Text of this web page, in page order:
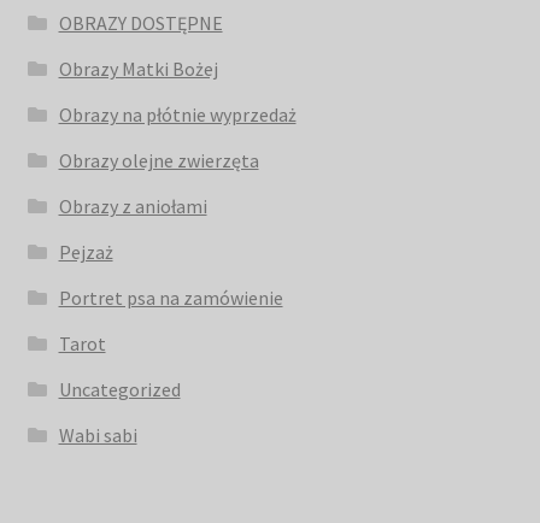
OBRAZY DOSTĘPNE
Obrazy Matki Bożej
Obrazy na płótnie wyprzedaż
Obrazy olejne zwierzęta
Obrazy z aniołami
Pejzaż
Portret psa na zamówienie
Tarot
Uncategorized
Wabi sabi